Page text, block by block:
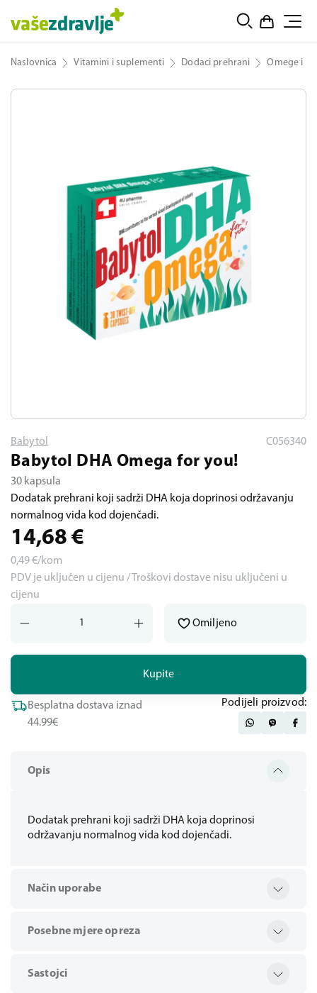
Naslovnica Vitamini i suplementi Dodaci prehrani Omege i
Opis
Dodatak prehrani koji sadrži DHA koja doprinosi
održavanju normalnog vida kod dojenčadi.
Način uporabe
Posebne mjere opreza
Sastojci
Babytol C056340
Babytol DHA Omega for you!
30 kapsula
Dodatak prehrani koji sadrži DHA koja doprinosi održavanju
normalnog vida kod dojenčadi.
14,68 €
0,49€/kom
PDV je uključen u cijenu / Troškovi dostave nisu uključeni u
cijenu
Kupite
Omiljeno
Besplatna dostava iznad
44.99€
Podijeli proizvod: